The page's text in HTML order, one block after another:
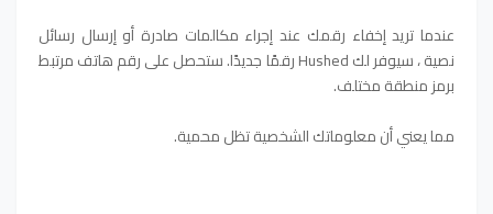
عندما تريد إخفاء رقمك عند إجراء مكالمات صادرة أو إرسال رسائل
نصية ، سيوفر لك Hushed رقمًا جديدًا. ستحصل على رقم هاتف مرتبط
برمز منطقة مختلف.
مما يعني أن معلوماتك الشخصية تظل محمية.